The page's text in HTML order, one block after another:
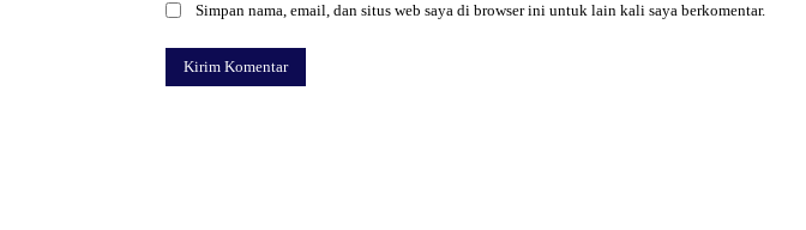
Simpan nama, email, dan situs web saya di browser ini untuk lain kali saya berkomentar.